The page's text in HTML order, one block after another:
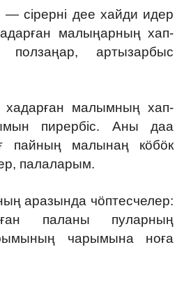
сірерні дее хайди идер
малыңарның хап-
артызарбыс
малымның хап-
пирербіс. Аны даа
пайның малынаң кӧбӧк
палаларым.
аразында чӧптесчелер:
паланы пуларның
чарымына ноға